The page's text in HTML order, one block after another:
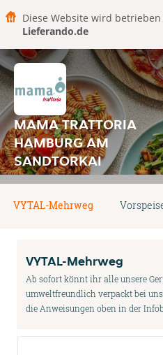
Diese Website wird
Lieferando.de
MAMA TRATTORIA
HAMBURG AM
SANDTORKAI
VYTAL-Mehrweg
VYTAL-Mehrweg
Ab sofort könnt ihr alle unsere
umweltfreundlich verpackt bei
die Anweisungen oben in der